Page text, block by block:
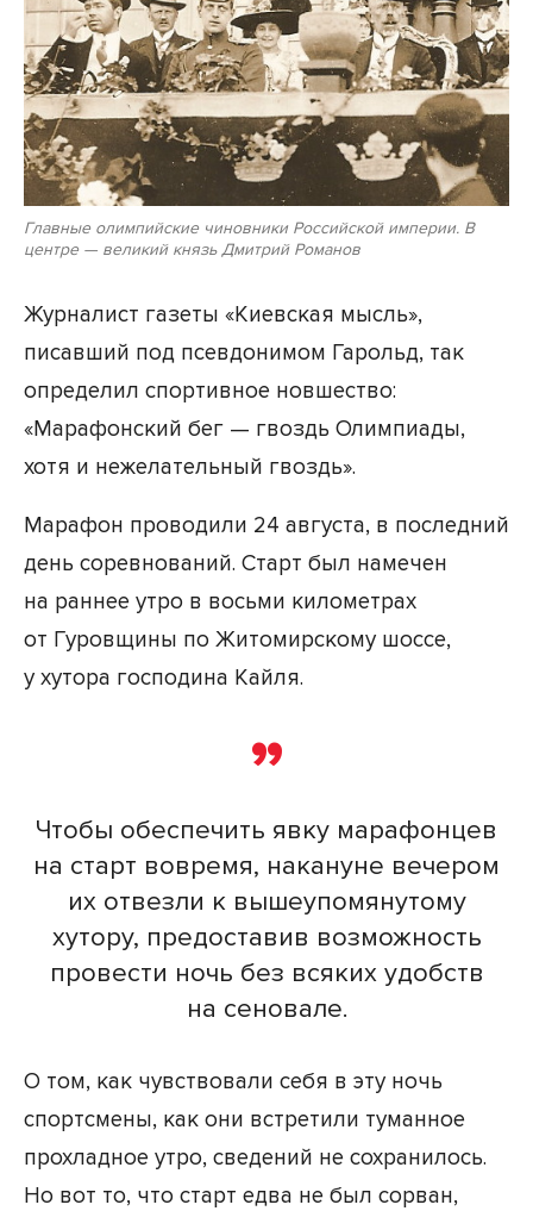
Главные олимпийские чиновники Российской империи. В
центре — великий князь Дмитрий Романов
Журналист газеты «Киевская мысль»,
писавший под псевдонимом Гарольд, так
определил спортивное новшество:
«Марафонский бег — гвоздь Олимпиады,
хотя и нежелательный гвоздь».
Марафон проводили 24 августа, в последний
день соревнований. Старт был намечен
на раннее утро в восьми километрах
от Гуровщины по Житомирскому шоссе,
у хутора господина Кайля.
Чтобы обеспечить явку марафонцев
на старт вовремя, накануне вечером
их отвезли к вышеупомянутому
хутору, предоставив возможность
провести ночь без всяких удобств
на сеновале.
О том, как чувствовали себя в эту ночь
спортсмены, как они встретили туманное
прохладное утро, сведений не сохранилось.
Но вот то, что старт едва не был сорван,